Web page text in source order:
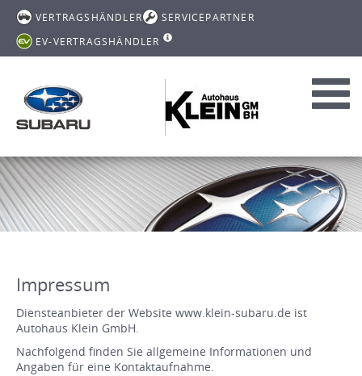
VERTRAGSHÄNDLER
SERVICEPARTNER
EV-VERTRAGSHÄNDLER
Impressum
Diensteanbieter der Website www.klein-subaru.de ist
Autohaus Klein GmbH.
Nachfolgend finden Sie allgemeine Informationen und
Angaben für eine Kontaktaufnahme.